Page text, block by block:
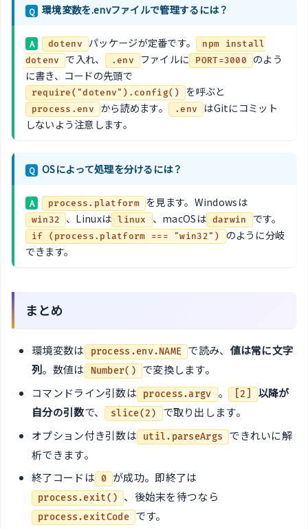
Q 環境変数を.envファイルで管理するには？
A dotenv パッケージが定番です。
npm install
dotenv
で入れ、 .env ファイルに PORT=3000
のよう
に書き、コードの先頭で
require("dotenv").config() を呼ぶと
process.env から読めます。 .env
はGitにコミット
しないよう注意します。
Q OSによって処理を分けるには？
A process.platform を見ます。Windowsは
win32 、Linuxは linux 、macOSは darwin です。
if (process.platform === "win32")
のように分岐
できます。
まとめ
環境変数は process.env.NAME で読み、 値は常に文字
列。数値は Number()
で変換します。
コマンドライン引数は
process.argv 。 [2]
以降が
自分の引数で、 slice(2)
で取り出します。
オプション付き引数は
util.parseArgs
できれいに解
析できます。
終了コードは
0 が成功。即終了は
process.exit() 、後始末を待つなら
process.exitCode です。